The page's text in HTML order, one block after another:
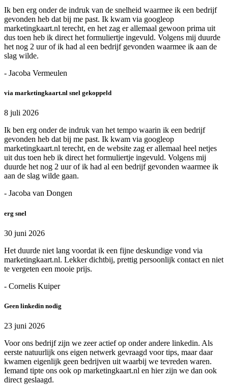
Ik ben erg onder de indruk van de snelheid waarmee ik een bedrijf
gevonden heb dat bij me past. Ik kwam via googleop
marketingkaart.nl terecht, en het zag er allemaal gewoon prima uit
dus toen heb ik direct het formuliertje ingevuld. Volgens mij duurde
het nog 2 uur of ik had al een bedrijf gevonden waarmee ik aan de
slag wilde.
- Jacoba Vermeulen
via marketingkaart.nl snel gekoppeld
8 juli 2026
Ik ben erg onder de indruk van het tempo waarin ik een bedrijf
gevonden heb dat bij me past. Ik kwam via googleop
marketingkaart.nl terecht, en de website zag er allemaal heel netjes
uit dus toen heb ik direct het formuliertje ingevuld. Volgens mij
duurde het nog 2 uur of ik had al een bedrijf gevonden waarmee ik
aan de slag wilde gaan.
- Jacoba van Dongen
erg snel
30 juni 2026
Het duurde niet lang voordat ik een fijne deskundige vond via
marketingkaart.nl. Lekker dichtbij, prettig persoonlijk contact en niet
te vergeten een mooie prijs.
- Cornelis Kuiper
Geen linkedin nodig
23 juni 2026
Voor ons bedrijf zijn we zeer actief op onder andere linkedin. Als
eerste natuurlijk ons eigen netwerk gevraagd voor tips, maar daar
kwamen eigenlijk geen bedrijven uit waarbij we tevreden waren.
Iemand tipte ons ook op marketingkaart.nl en hier zijn we dan ook
direct geslaagd.